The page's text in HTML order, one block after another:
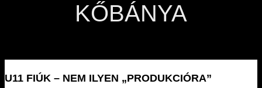
KŐBÁNYA
U11 FIÚK – NEM ILYEN „PRODUKCIÓRA”